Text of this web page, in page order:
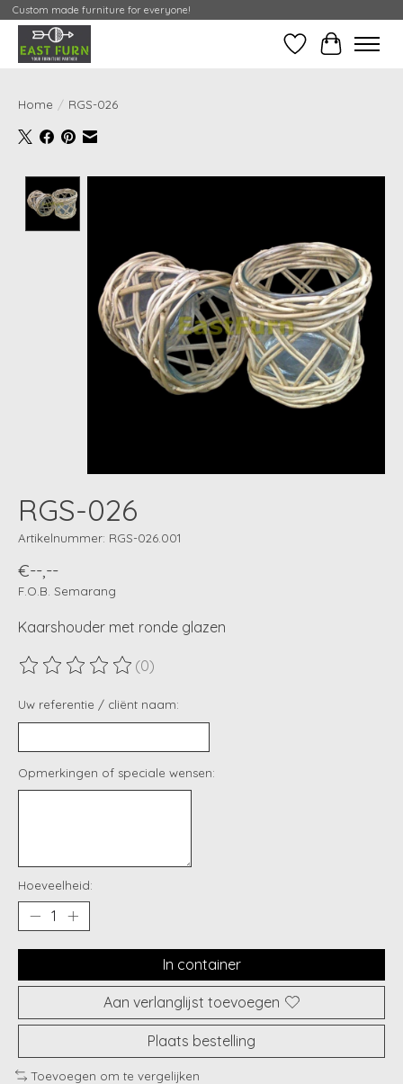
Custom made furniture for everyone!
Verlanglijst
Mijn
Home / RGS-026
RGS-026
Artikelnummer: RGS-026.001
€--,--
F.O.B. Semarang
Kaarshouder met ronde glazen
De beoordeling van dit product is
(0)
Uw referentie / cliënt naam:
Opmerkingen of speciale wensen:
Hoeveelheid:
In container
Aan verlanglijst toevoegen
Plaats bestelling
Toevoegen om te vergelijken